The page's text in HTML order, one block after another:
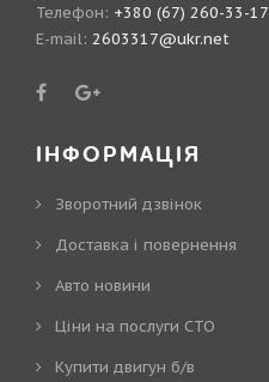
Телефон: +380 (67) 260-33-17
E-mail: 2603317@ukr.net
ІНФОРМАЦІЯ
Зворотний дзвінок
Доставка і повернення
Авто новини
Ціни на послуги СТО
Купити двигун б/в